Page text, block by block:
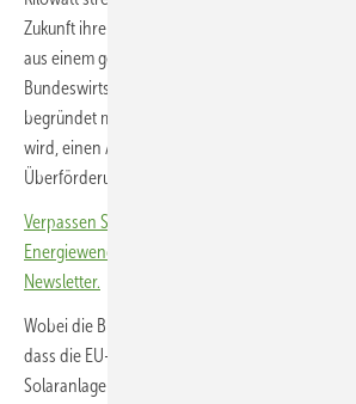
Zukunft ihren überschüssigen Solarstrom direkt
aus einem geleakten Referentenentwurf des
Bundeswirtschaftsministeriums für eine EEG-
begründet man die Regelung damit, dass
wird, einen Abschöpfungsmechanismus
Überförderungen von Anlagen zu vermeiden.
Verpassen Sie keine wichtige Information rund
Energiewende! Abonnieren Sie dazu einfach
Newsletter.
Wobei die Bundeswirtschaftsministerin hierbei
dass die EU-Regelungen ausdrücklich
Solaranlagen zulassen. Andererseits darf der